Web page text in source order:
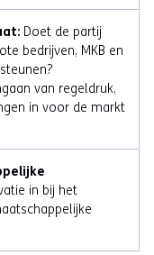
Doet de partij
bedrijven, MKB en
van regeldruk,
in voor de markt
in bij het